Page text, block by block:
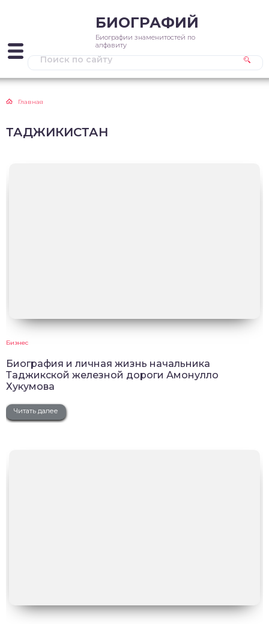
БИОГРАФИЙ
Биографии знаменитостей по
алфавиту
Главная
ТАДЖИКИСТАН
Бизнес
Биография и личная жизнь начальника
Таджикской железной дороги Амонулло
Хукумова
Читать далее